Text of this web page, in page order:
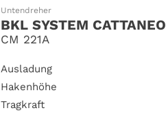
Untendreher
BKL SYSTEM CATTANEO
CM 221A
Ausladung
Hakenhöhe
Tragkraft